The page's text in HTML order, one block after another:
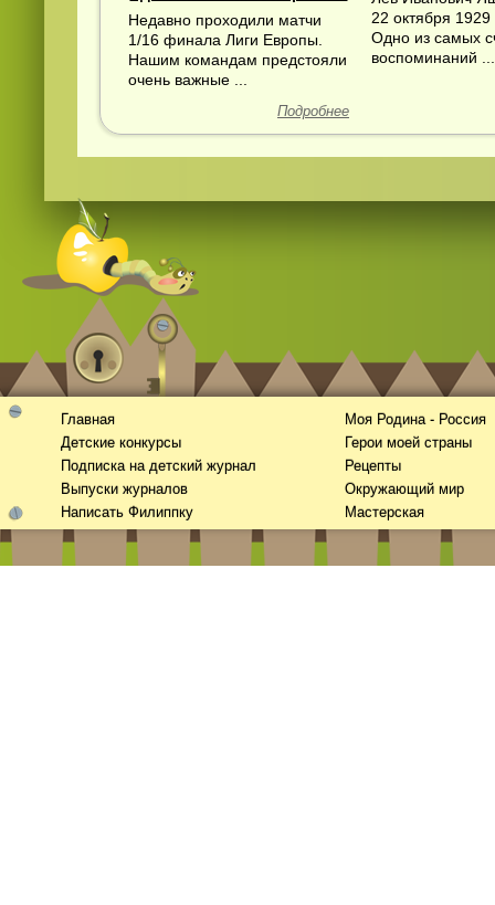
Недавно проходили матчи
1/16 финала Лиги Европы.
Нашим командам предстояли
очень важные ...
Подробнее
22 октября 1929
Одно из самых
воспоминаний ...
Главная
Детские конкурсы
Подписка на детский журнал
Выпуски журналов
Написать Филиппку
Моя Родина - Россия
Герои моей страны
Рецепты
Окружающий мир
Мастерская